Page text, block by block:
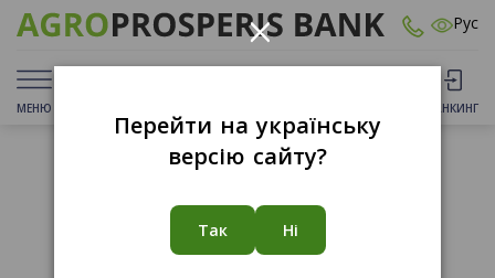
Рус
МЕНЮ БАНКИНГ
×
Перейти на українську
версію сайту?
Так Ні